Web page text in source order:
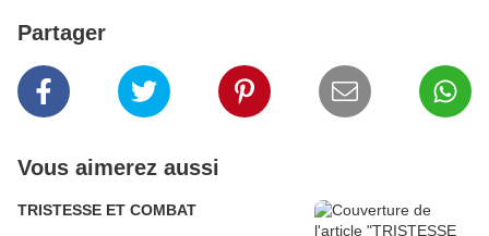
Partager
Vous aimerez aussi
TRISTESSE ET COMBAT